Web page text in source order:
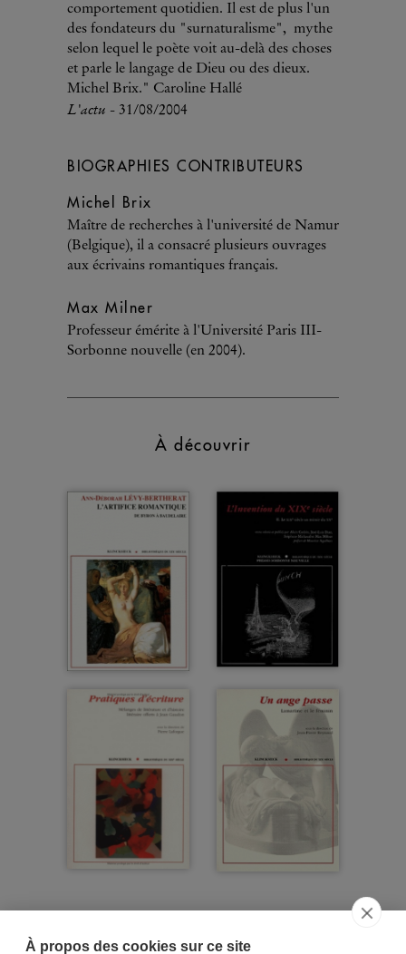
À propos des cookies sur ce site
comportement quotidien. Il est de plus l'un
des fondateurs du "surnaturalisme", mythe
selon lequel le poète voit au-delà des choses
et parle le langage de Dieu ou des dieux.
Michel Brix." Caroline Hallé
L'actu - 31/08/2004
BIOGRAPHIES CONTRIBUTEURS
Michel Brix
Maître de recherches à l'université de Namur
(Belgique), il a consacré plusieurs ouvrages
aux écrivains romantiques français.
Max Milner
Professeur émérite à l'Université Paris III-
Sorbonne nouvelle (en 2004).
À découvrir